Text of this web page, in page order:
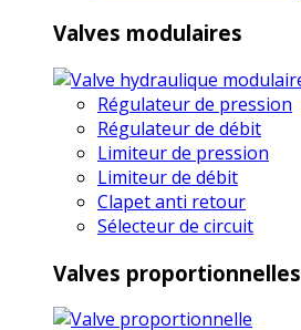
Valves modulaires
Régulateur de pression
Régulateur de débit
Limiteur de pression
Limiteur de débit
Clapet anti retour
Sélecteur de circuit
Valves proportionnelles